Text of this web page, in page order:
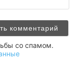
со спамом.